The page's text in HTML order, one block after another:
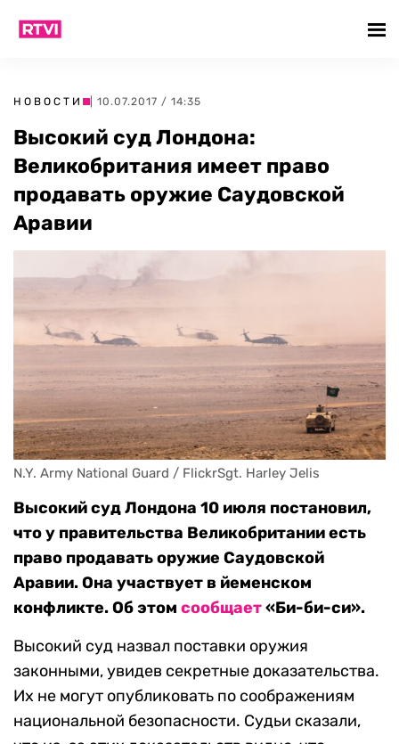
НОВОСТИ | 10.07.2017 / 14:35
Высокий суд Лондона:
Великобритания имеет право
продавать оружие Саудовской
Аравии
N.Y. Army National Guard / FlickrSgt. Harley Jelis
Высокий суд Лондона 10 июля постановил,
что у правительства Великобритании есть
право продавать оружие Саудовской
Аравии. Она участвует в йеменском
конфликте. Об этом сообщает«Би-би-си».
Высокий суд назвал поставки оружия
законными, увидев секретные доказательства.
Их не могут опубликовать по соображениям
национальной безопасности. Судьи сказали,